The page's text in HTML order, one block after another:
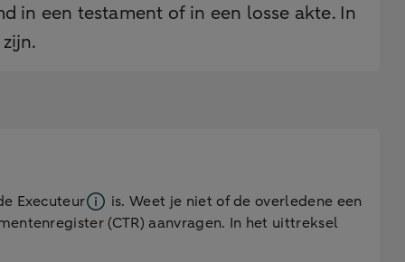
in een testament of in een losse akte. In
Executeur
is. Weet je niet of de overledene een
(CTR) aanvragen. In het uittreksel